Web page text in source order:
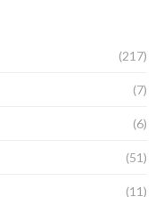
(217)
(7)
(6)
(51)
(11)